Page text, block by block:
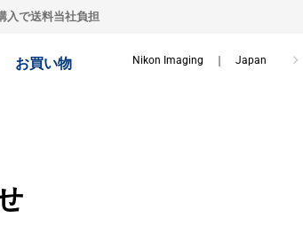
入で送料当社負担
お買い物 Nikon Imaging ｜ Japan